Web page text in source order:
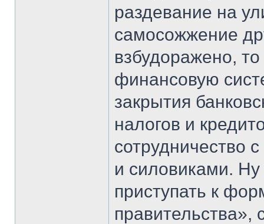
раздевание на
самосожжение
взбудоражено,
финансовую
закрытия
налогов и
сотрудничество
и силовиками. Ну
приступать к
правительства»,